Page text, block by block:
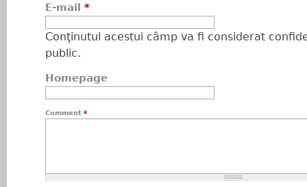
E-mail *
Conţinutul acestui câmp va fi considerat
public.
Homepage
Comment *